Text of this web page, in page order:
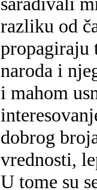
razliku od
propagiraju
naroda i
i mahom
dobrog
vrednosti,
U tome su